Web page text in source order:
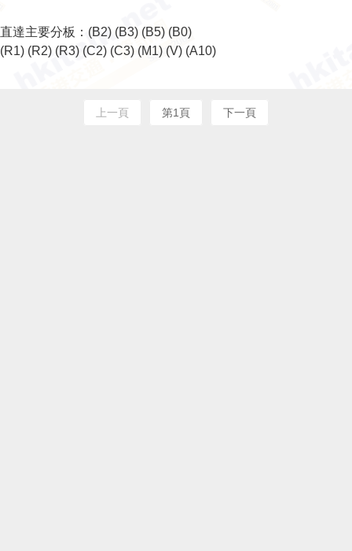
直達主要分板： (B2) (B3) (B5) (B0)
(R1) (R2) (R3) (C2) (C3) (M1) (V) (A10)
上一頁 第1頁 下一頁